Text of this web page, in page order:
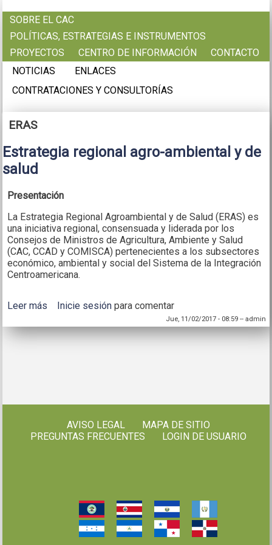
SOBRE EL CAC
POLÍTICAS, ESTRATEGIAS E INSTRUMENTOS
PROYECTOS
CENTRO DE INFORMACIÓN
CONTACTO
NOTICIAS
ENLACES
CONTRATACIONES Y CONSULTORÍAS
ERAS
Estrategia regional agro-ambiental y de
salud
Presentación
La Estrategia Regional Agroambiental y de Salud (ERAS) es
una iniciativa regional, consensuada y liderada por los
Consejos de Ministros de Agricultura, Ambiente y Salud
(CAC, CCAD y COMISCA) pertenecientes a los subsectores
económico, ambiental y social del Sistema de la Integración
Centroamericana.
Leer más sobre Estrategia regional agro-ambiental y de salud
Inicie sesión para comentar
Jue, 11/02/2017 - 08:59-- admin
AVISO LEGAL
MAPA DE SITIO
PREGUNTAS FRECUENTES
LOGIN DE USUARIO